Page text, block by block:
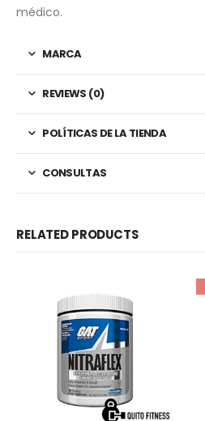
médico.
MARCA
REVIEWS (0)
POLÍTICAS DE LA TIENDA
CONSULTAS
RELATED PRODUCTS